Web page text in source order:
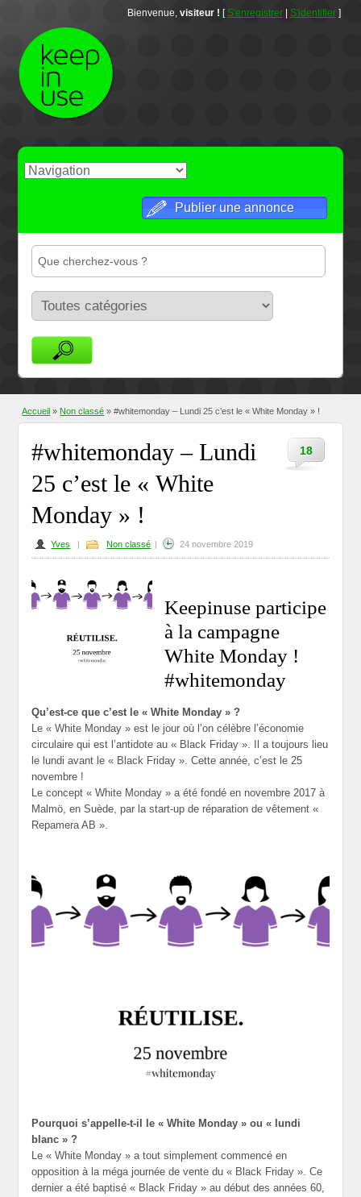
Bienvenue, visiteur ! [ S'enregistrer| S'identifier]
Publier une annonce
Accueil » Non classé » #whitemonday – Lundi 25 c’est le « White Monday » !
18
#whitemonday – Lundi
25 c’est le « White
Monday » !
Yves | Non classé | 24 novembre 2019
Keepinuse participe
à la campagne
White Monday !
#whitemonday
Qu’est-ce que c’est le « White Monday » ?
Le « White Monday » est le jour où l’on célèbre l’économie
circulaire qui est l’antidote au « Black Friday ». Il a toujours lieu
le lundi avant le « Black Friday ». Cette année, c’est le 25
novembre !
Le concept « White Monday » a été fondé en novembre 2017 à
Malmö, en Suède, par la start-up de réparation de vêtement «
Repamera AB ».
Pourquoi s’appelle-t-il le « White Monday » ou « lundi
blanc » ?
Le « White Monday » a tout simplement commencé en
opposition à la méga journée de vente du « Black Friday ». Ce
dernier a été baptisé « Black Friday » au début des années 60,